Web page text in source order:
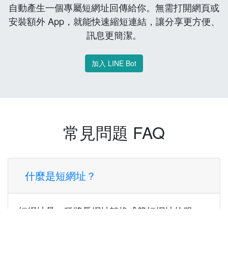
自動產生一個專屬短網址回傳給你。無需打開網頁或
安裝額外 App，就能快速縮短連結，讓分享更方便、
訊息更簡潔。
加入 LINE Bot
常見問題 FAQ
什麼是短網址？
短網址是一種將長網址轉換成簡短網址的服